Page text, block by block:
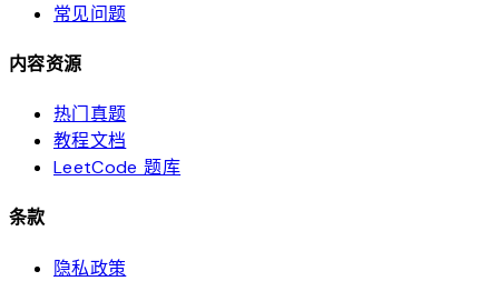
常见问题
内容资源
热门真题
教程文档
LeetCode 题库
条款
隐私政策